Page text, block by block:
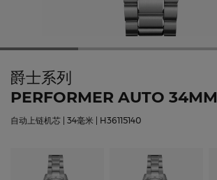
爵士系列
PERFORMER AUTO 34MM
自动上链机芯 | 34毫米 | H36115140